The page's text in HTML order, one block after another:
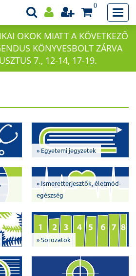
0
OKOK MIATT A KÖVETKEZŐ
KÖNYVESBOLT ZÁRVA
7., 12-14, 17-19.
» Egyetemi jegyzetek
» Ismeretterjesztők, életmód-
egészség
» Sorozatok